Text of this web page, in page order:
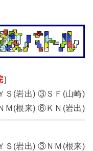
］
(岩出) ③ＳＦ(山崎)
(根来) ⑥ＫＮ(岩出)
(岩出) ③ＮＭ(根来)